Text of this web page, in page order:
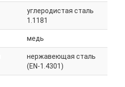
углеродистая сталь
1.1181
медь
нержавеющая сталь
(EN-1.4301)